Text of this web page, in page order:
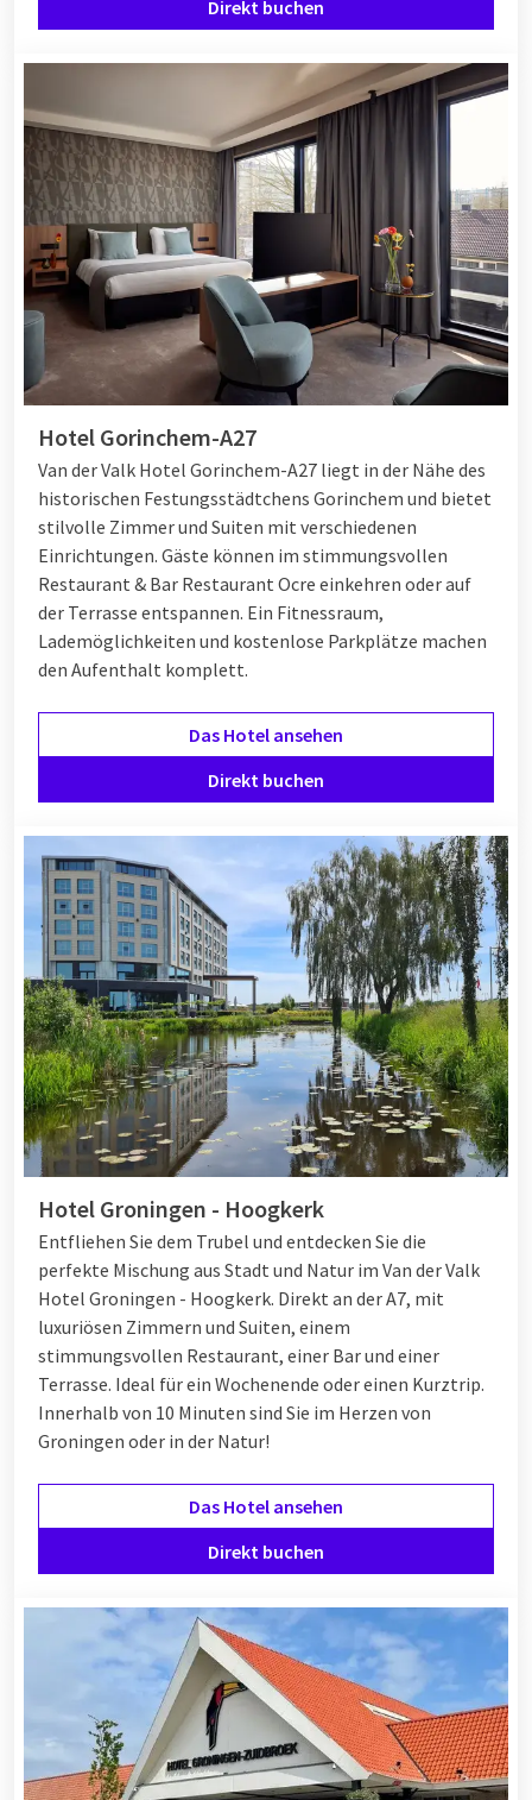
Direkt buchen
Hotel Gorinchem-A27
Van der Valk Hotel Gorinchem-A27 liegt in der Nähe des
historischen Festungsstädtchens Gorinchem und bietet
stilvolle Zimmer und Suiten mit verschiedenen
Einrichtungen. Gäste können im stimmungsvollen
Restaurant & Bar Restaurant Ocre einkehren oder auf
der Terrasse entspannen. Ein Fitnessraum,
Lademöglichkeiten und kostenlose Parkplätze machen
den Aufenthalt komplett.
Das Hotel ansehen
Direkt buchen
Hotel Groningen - Hoogkerk
Entfliehen Sie dem Trubel und entdecken Sie die
perfekte Mischung aus Stadt und Natur im Van der Valk
Hotel Groningen - Hoogkerk. Direkt an der A7, mit
luxuriösen Zimmern und Suiten, einem
stimmungsvollen Restaurant, einer Bar und einer
Terrasse. Ideal für ein Wochenende oder einen Kurztrip.
Innerhalb von 10 Minuten sind Sie im Herzen von
Groningen oder in der Natur!
Das Hotel ansehen
Direkt buchen